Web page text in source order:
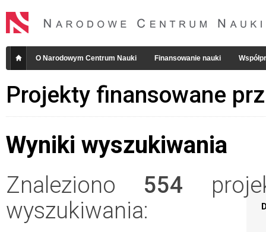
O Narodowym Centrum Nauki Finansowanie nauki
Projekty finansowane
Wyniki wyszukiwania
Znaleziono 554
wyszukiwania: